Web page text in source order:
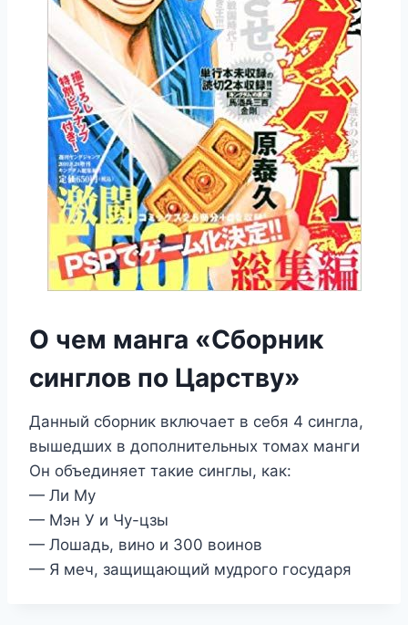
О чем манга «Сборник
синглов по Царству»
Данный сборник включает в себя 4 сингла,
вышедших в дополнительных томах манги
Он объединяет такие синглы, как:
— Ли Му
— Мэн У и Чу-цзы
— Лошадь, вино и 300 воинов
— Я меч, защищающий мудрого государя